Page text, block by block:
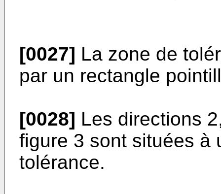
[0027] La zone de
par un rectangle
[0028] Les directions
figure 3 sont situées à
tolérance.